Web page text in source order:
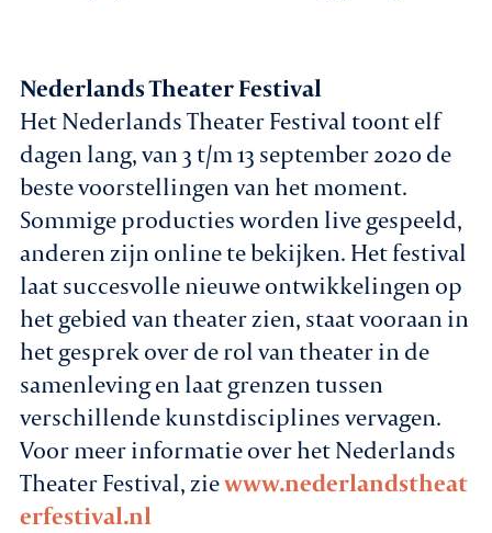
Nederlands Theater Festival
Het Nederlands Theater Festival toont elf
dagen lang, van 3 t/m 13 september 2020 de
beste voorstellingen van het moment.
Sommige producties worden live gespeeld,
anderen zijn online te bekijken. Het festival
laat succesvolle nieuwe ontwikkelingen op
het gebied van theater zien, staat vooraan in
het gesprek over de rol van theater in de
samenleving en laat grenzen tussen
verschillende kunstdisciplines vervagen.
Voor meer informatie over het Nederlands
Theater Festival, ziewww.nederlandstheat
erfestival.nl